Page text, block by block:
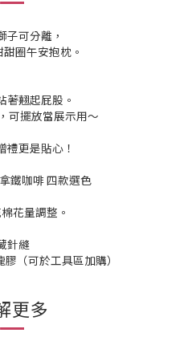
子可分離，
圈午安抱枕。
著翹起屁股。
可擺放當展示用～
禮更是貼心！
鐵咖啡 四款選色
花量調整。
針縫
（可於工具區加購）
更多